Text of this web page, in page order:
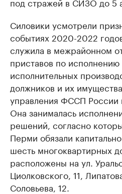
Крупные организации в
Найдите и проверьте данные в
Силовики усмотрели
событиях 2020-2022
служила в межрайонном
приставов по
исполнительных
должников и их
управления ФССП России
Она занималась
решений, согласно
Перми обязали
шесть многоквартирных
расположены на ул.
Циолковского, 11,
Соловьева, 12.